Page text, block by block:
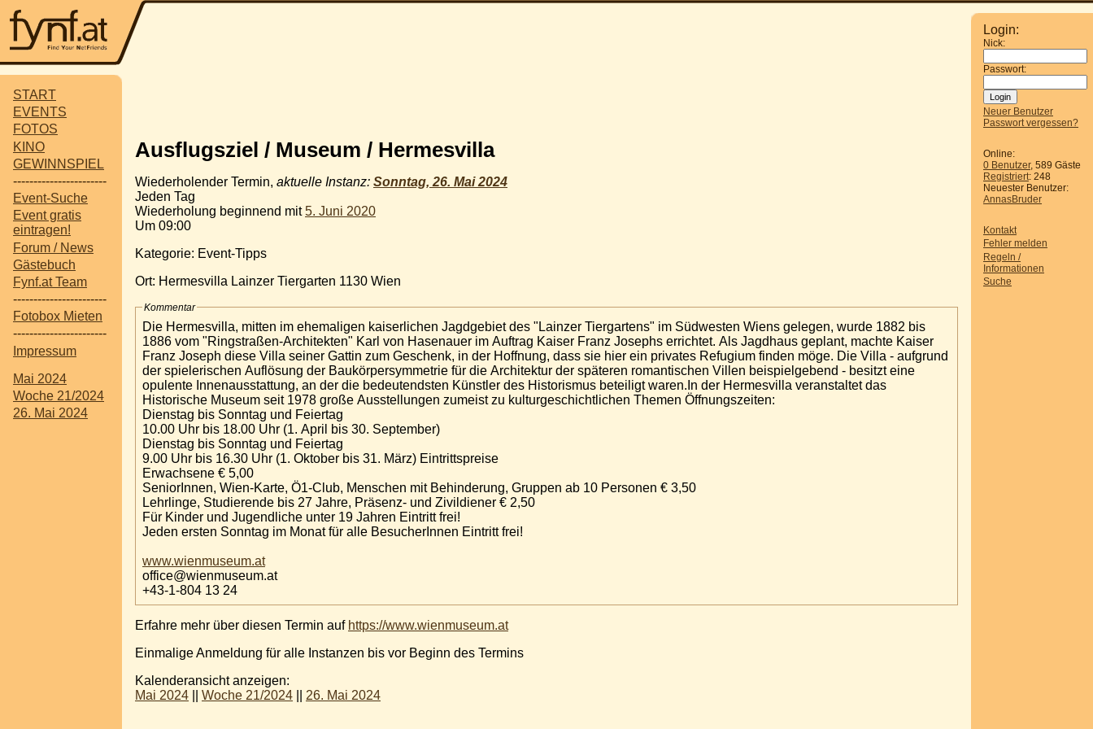
START
EVENTS
FOTOS
KINO
GEWINNSPIEL
-----------------------
Event-Suche
Event gratis
eintragen!
Forum / News
Gästebuch
Fynf.at Team
-----------------------
Fotobox Mieten
-----------------------
Impressum
Mai 2024
Woche 21/2024
26. Mai 2024
Login:
Nick:
Passwort:
Neuer Benutzer
Passwort vergessen?
Online:
0 Benutzer, 589 Gäste
Registriert: 248
Neuester Benutzer:
AnnasBruder
Kontakt
Fehler melden
Regeln /
Informationen
Suche
Ausflugsziel / Museum / Hermesvilla
Wiederholender Termin, aktuelle Instanz: Sonntag, 26. Mai 2024
Jeden Tag
Wiederholung beginnend mit5. Juni 2020
Um 09:00
Kategorie: Event-Tipps
Ort: Hermesvilla Lainzer Tiergarten 1130 Wien
Kommentar
Die Hermesvilla, mitten im ehemaligen kaiserlichen Jagdgebiet des "Lainzer Tiergartens" im Südwesten Wiens gelegen, wurde 1882 bis
1886 vom "Ringstraßen-Architekten" Karl von Hasenauer im Auftrag Kaiser Franz Josephs errichtet. Als Jagdhaus geplant, machte Kaiser
Franz Joseph diese Villa seiner Gattin zum Geschenk, in der Hoffnung, dass sie hier ein privates Refugium finden möge. Die Villa - aufgrund
der spielerischen Auflösung der Baukörpersymmetrie für die Architektur der späteren romantischen Villen beispielgebend - besitzt eine
opulente Innenausstattung, an der die bedeutendsten Künstler des Historismus beteiligt waren.In der Hermesvilla veranstaltet das
Historische Museum seit 1978 große Ausstellungen zumeist zu kulturgeschichtlichen Themen Öffnungszeiten:
Dienstag bis Sonntag und Feiertag
10.00 Uhr bis 18.00 Uhr (1. April bis 30. September)
Dienstag bis Sonntag und Feiertag
9.00 Uhr bis 16.30 Uhr (1. Oktober bis 31. März) Eintrittspreise
Erwachsene € 5,00
SeniorInnen, Wien-Karte, Ö1-Club, Menschen mit Behinderung, Gruppen ab 10 Personen € 3,50
Lehrlinge, Studierende bis 27 Jahre, Präsenz- und Zivildiener € 2,50
Für Kinder und Jugendliche unter 19 Jahren Eintritt frei!
Jeden ersten Sonntag im Monat für alle BesucherInnen Eintritt frei!
www.wienmuseum.at
office@wienmuseum.at
+43-1-804 13 24
Erfahre mehr über diesen Termin auf https://www.wienmuseum.at
Einmalige Anmeldung für alle Instanzen bis vor Beginn des Termins
Kalenderansicht anzeigen:
Mai 2024
Woche 21/2024 26. Mai 2024